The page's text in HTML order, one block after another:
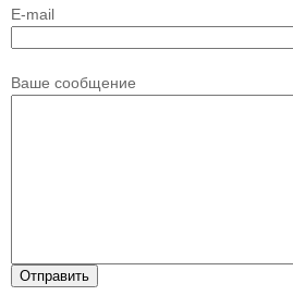
E-mail
Ваше сообщение